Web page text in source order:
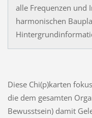
alle Frequenzen und
harmonischen
Diese Chi(p)karten
die dem gesamten
Bewusstsein) damit